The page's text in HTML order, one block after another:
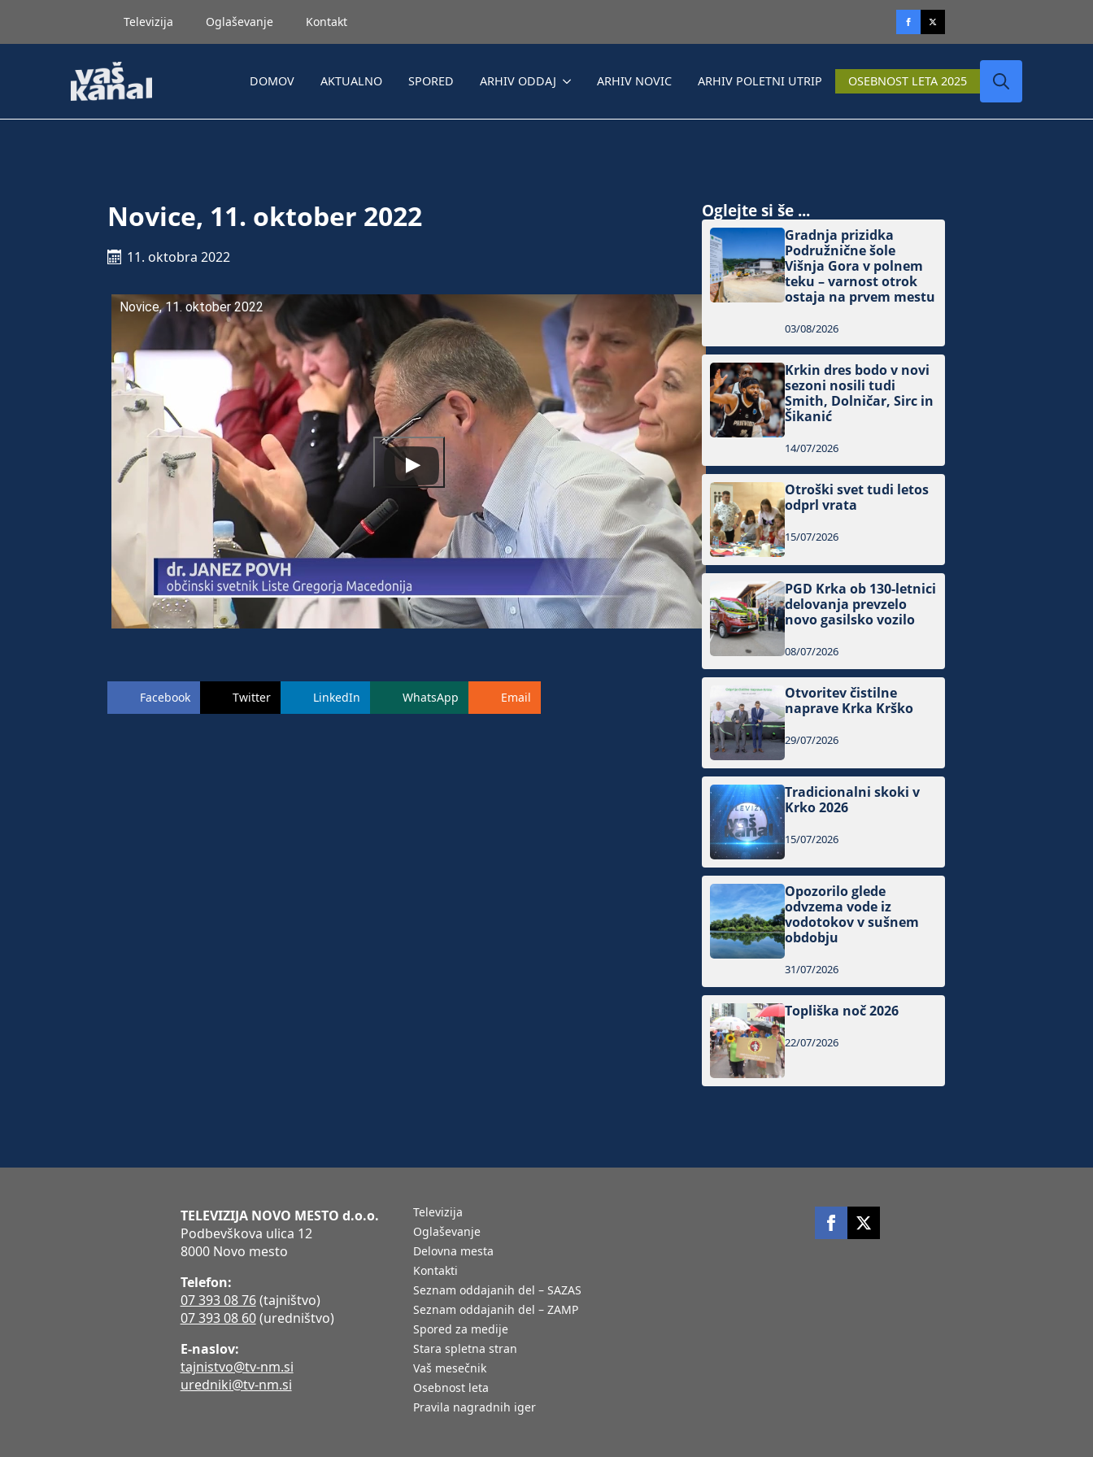
Televizija Oglaševanje Kontakt
DOMOV AKTUALNO SPORED ARHIV ODDAJ ARHIV NOVIC ARHIV POLETNI UTRIP OSEBNOST LETA 2025
Novice, 11. oktober 2022
11. oktobra 2022
Novice, 11. oktober 2022
Facebook Twitter LinkedIn WhatsApp Email
Oglejte si še ...
Gradnja prizidka
Podružnične šole
Višnja Gora v polnem
teku – varnost otrok
ostaja na prvem mestu
03/08/2026
Krkin dres bodo v novi
sezoni nosili tudi
Smith, Dolničar, Sirc in
Šikanić
14/07/2026
Otroški svet tudi letos
odprl vrata
15/07/2026
PGD Krka ob 130-letnici
delovanja prevzelo
novo gasilsko vozilo
08/07/2026
Otvoritev čistilne
naprave Krka Krško
29/07/2026
Tradicionalni skoki v
Krko 2026
15/07/2026
Opozorilo glede
odvzema vode iz
vodotokov v sušnem
obdobju
31/07/2026
Topliška noč 2026
22/07/2026
TELEVIZIJA NOVO MESTO d.o.o.
Podbevškova ulica 12
8000 Novo mesto
Telefon:
07 393 08 76(tajništvo)
07 393 08 60(uredništvo)
E-naslov:
tajnistvo@tv-nm.si
uredniki@tv-nm.si
Televizija
Oglaševanje
Delovna mesta
Kontakti
Seznam oddajanih del – SAZAS
Seznam oddajanih del – ZAMP
Spored za medije
Stara spletna stran
Vaš mesečnik
Osebnost leta
Pravila nagradnih iger